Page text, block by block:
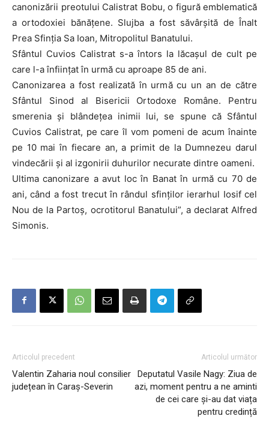
canonizării preotului Calistrat Bobu, o figură emblematică
a ortodoxiei bănățene. Slujba a fost săvârșită de Înalt
Prea Sfinția Sa Ioan, Mitropolitul Banatului.
Sfântul Cuvios Calistrat s-a întors la lăcașul de cult pe
care l-a înființat în urmă cu aproape 85 de ani.
Canonizarea a fost realizată în urmă cu un an de către
Sfântul Sinod al Bisericii Ortodoxe Române. Pentru
smerenia și blândețea inimii lui, se spune că Sfântul
Cuvios Calistrat, pe care îl vom pomeni de acum înainte
pe 10 mai în fiecare an, a primit de la Dumnezeu darul
vindecării și al izgonirii duhurilor necurate dintre oameni.
Ultima canonizare a avut loc în Banat în urmă cu 70 de
ani, când a fost trecut în rândul sfinților ierarhul Iosif cel
Nou de la Partoș, ocrotitorul Banatului”, a declarat Alfred
Simonis.
Articolul precedent
Valentin Zaharia noul consilier
județean în Caraș-Severin
Articolul următor
Deputatul Vasile Nagy: Ziua de
azi, moment pentru a ne aminti
de cei care și-au dat viața
pentru credință